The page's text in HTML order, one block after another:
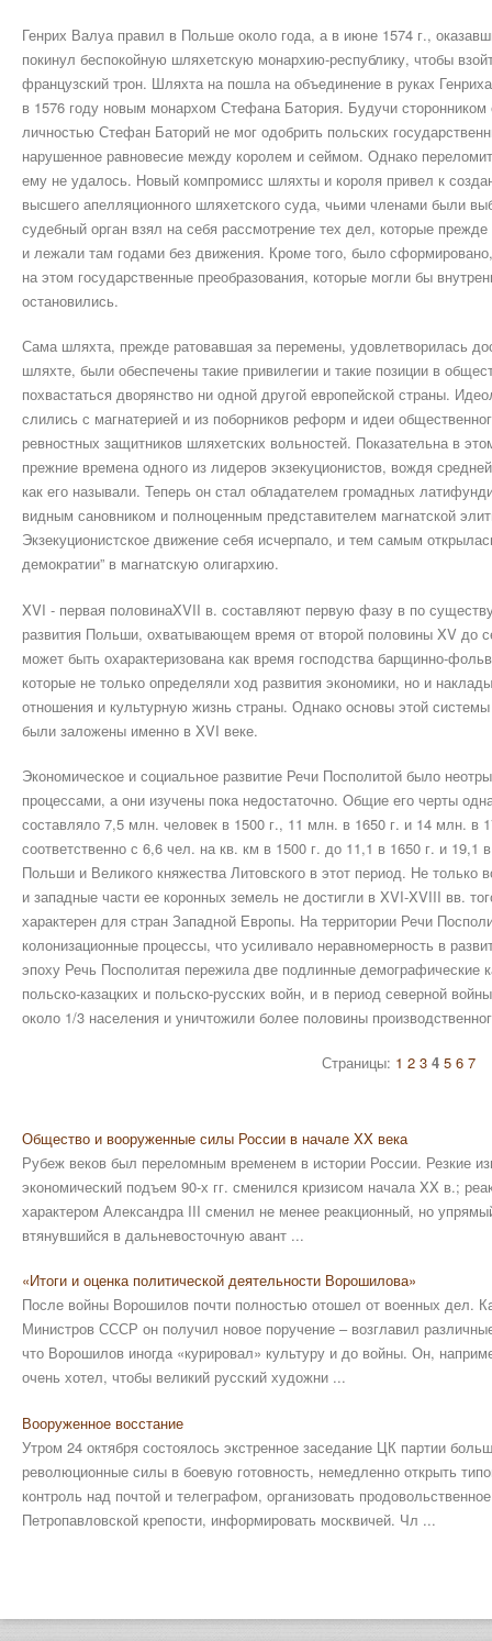
Генрих Валуа правил в Польше около года, а в июне 1574 г.,
покинул беспокойную шляхетскую монархию-республику, чтобы
французский трон. Шляхта на пошла на объединение в руках
в 1576 году новым монархом Стефана Батория. Будучи сторонником
личностью Стефан Баторий не мог одобрить польских
нарушенное равновесие между королем и сеймом. Однако
ему не удалось. Новый компромисс шляхты и короля привел к
высшего апелляционного шляхетского суда, чьими членами были
судебный орган взял на себя рассмотрение тех дел, которые
и лежали там годами без движения. Кроме того, было
на этом государственные преобразования, которые могли бы
остановились.
Сама шляхта, прежде ратовавшая за перемены, удовлетворилась
шляхте, были обеспечены такие привилегии и такие позиции в
похвастаться дворянство ни одной другой европейской страны.
слились с магнатерией и из поборников реформ и идеи
ревностных защитников шляхетских вольностей. Показательна в
прежние времена одного из лидеров экзекуционистов, вождя
как его называли. Теперь он стал обладателем громадных
видным сановником и полноценным представителем магнатской
Экзекуционистское движение себя исчерпало, и тем самым
демократии” в магнатскую олигархию.
XVI - первая половинаXVII в. составляют первую фазу в по
развития Польши, охватывающем время от второй половины XV до
может быть охарактеризована как время господства барщинно-
которые не только определяли ход развития экономики, но и
отношения и культурную жизнь страны. Однако основы этой
были заложены именно в XVI веке.
Экономическое и социальное развитие Речи Посполитой было
процессами, а они изучены пока недостаточно. Общие его черты
составляло 7,5 млн. человек в 1500 г., 11 млн. в 1650 г. и 14 млн. в
соответственно с 6,6 чел. на кв. км в 1500 г. до 11,1 в 1650 г. и 19,1
Польши и Великого княжества Литовского в этот период. Не только
и западные части ее коронных земель не достигли в XVI-XVIII вв.
характерен для стран Западной Европы. На территории Речи
колонизационные процессы, что усиливало неравномерность в
эпоху Речь Посполитая пережила две подлинные демографические
польско-казацких и польско-русских войн, и в период северной
около 1/3 населения и уничтожили более половины
Страницы: 1 2 3 4 5 6 7
Общество и вооруженные силы России в начале XX века
Рубеж веков был переломным временем в истории России. Резкие
экономический подъем 90-х гг. сменился кризисом начала XX в.;
характером Александра III сменил не менее реакционный, но
втянувшийся в дальневосточную авант ...
«Итоги и оценка политической деятельности Ворошилова»
После войны Ворошилов почти полностью отошел от военных дел.
Министров СССР он получил новое поручение – возглавил
что Ворошилов иногда «курировал» культуру и до войны. Он,
очень хотел, чтобы великий русский художни ...
Вооруженное восстание
Утром 24 октября состоялось экстренное заседание ЦК партии
революционные силы в боевую готовность, немедленно открыть
контроль над почтой и телеграфом, организовать
Петропавловской крепости, информировать москвичей. Чл ...